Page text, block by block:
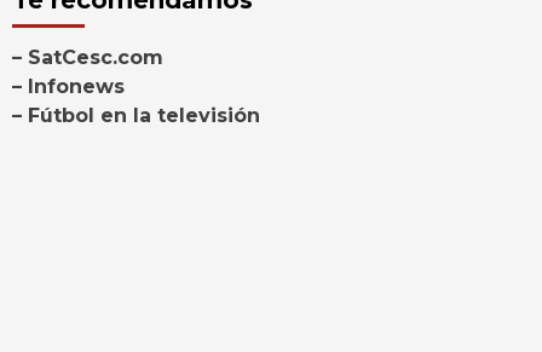
– SatCesc.com
– Infonews
– Fútbol en la televisión